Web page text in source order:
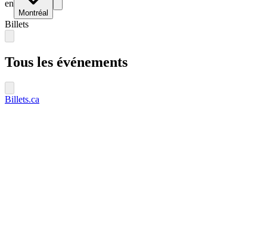
en
Montréal
Billets
Tous les événements
Billets.ca